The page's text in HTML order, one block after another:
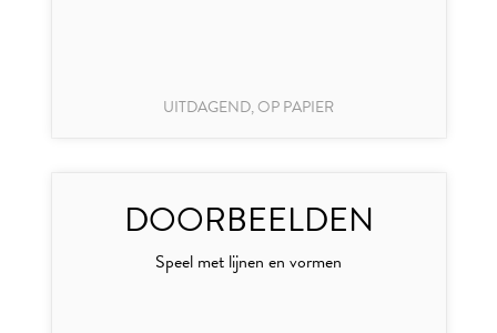
UITDAGEND, OP PAPIER
DOORBEELDEN
Speel met lijnen en vormen